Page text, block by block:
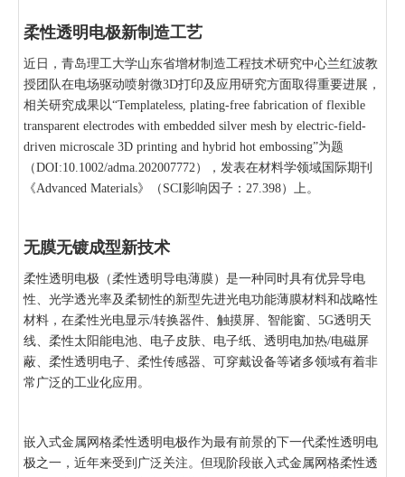
柔性透明电极新制造工艺
近日，青岛理工大学山东省增材制造工程技术研究中心兰红波教
授团队在电场驱动喷射微3D打印及应用研究方面取得重要进展，
相关研究成果以“Templateless, plating-free fabrication of flexible
transparent electrodes with embedded silver mesh by electric-field-
driven microscale 3D printing and hybrid hot embossing”为题
（DOI:10.1002/adma.202007772），发表在材料学领域国际期刊
《Advanced Materials》（SCI影响因子：27.398）上。
无膜无镀成型新技术
柔性透明电极（柔性透明导电薄膜）是一种同时具有优异导电
性、光学透光率及柔韧性的新型先进光电功能薄膜材料和战略性
材料，在柔性光电显示/转换器件、触摸屏、智能窗、5G透明天
线、柔性太阳能电池、电子皮肤、电子纸、透明电加热/电磁屏
蔽、柔性透明电子、柔性传感器、可穿戴设备等诸多领域有着非
常广泛的工业化应用。
嵌入式金属网格柔性透明电极作为最有前景的下一代柔性透明电
极之一，近年来受到广泛关注。但现阶段嵌入式金属网格柔性透